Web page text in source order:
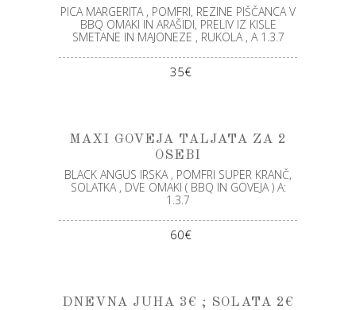
PICA MARGERITA , POMFRI, REZINE PIŠČANCA V
BBQ OMAKI IN ARAŠIDI, PRELIV IZ KISLE
SMETANE IN MAJONEZE , RUKOLA , A 1.3.7
35€
MAXI GOVEJA TALJATA ZA 2
OSEBI
BLACK ANGUS IRSKA , POMFRI SUPER KRANČ,
SOLATKA , DVE OMAKI ( BBQ IN GOVEJA ) A:
1.3.7
60€
DNEVNA JUHA 3€ ; SOLATA 2€